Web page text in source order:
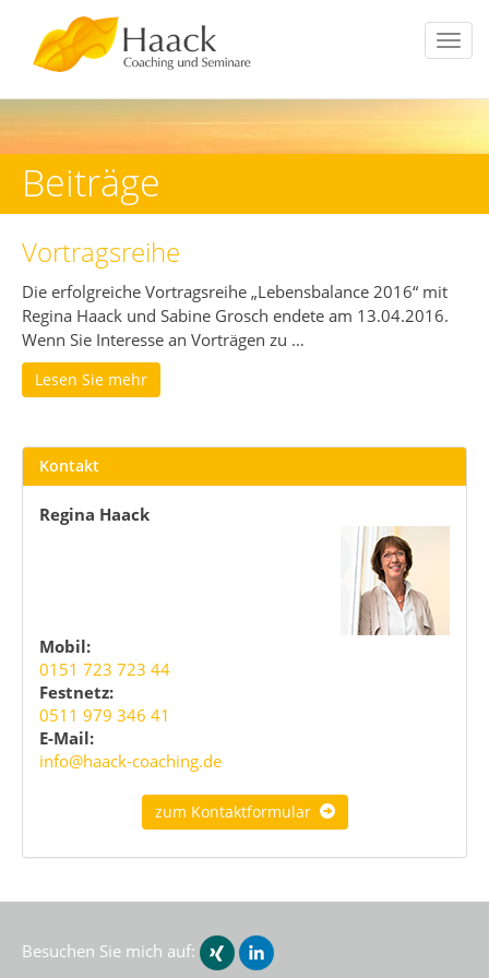
Beiträge
Vortragsreihe
Die erfolgreiche Vortragsreihe „Lebensbalance 2016“ mit
Regina Haack und Sabine Grosch endete am 13.04.2016.
Wenn Sie Interesse an Vorträgen zu …
Lesen Sie mehr
Kontakt
Regina Haack
Mobil:
0151 723 723 44
Festnetz:
0511 979 346 41
E-Mail:
info@haack-coaching.de
zum Kontaktformular
Besuchen Sie mich auf: